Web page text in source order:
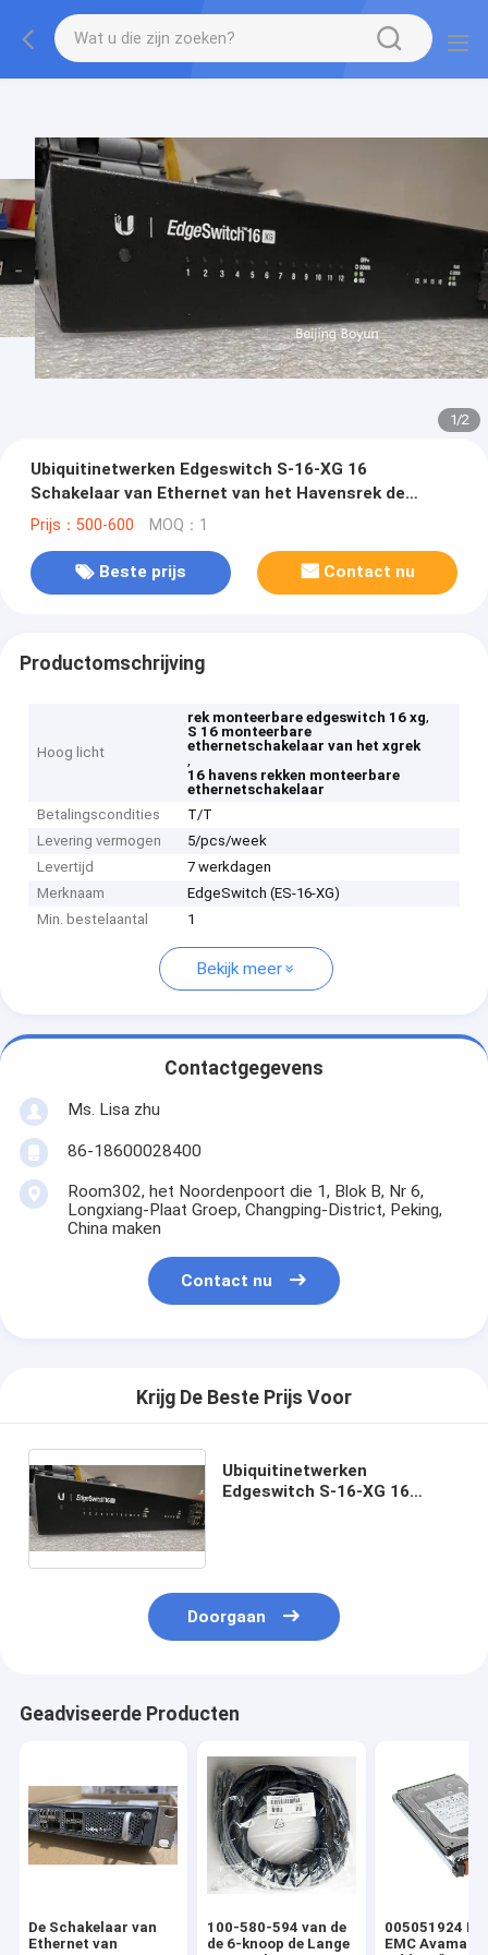
1/2
Ubiquitinetwerken Edgeswitch S-16-XG 16
Schakelaar van Ethernet van het Havensrek de
Monteerbare
Prijs：500-600 MOQ：1
Beste prijs Contact nu
Productomschrijving
Hoog licht
rek monteerbare edgeswitch 16 xg,
S 16 monteerbare
ethernetschakelaar van het xgrek
,
16 havens rekken monteerbare
ethernetschakelaar
Betalingscondities
T/T
Levering vermogen
5/pcs/week
Levertijd
7 werkdagen
Merknaam
EdgeSwitch (ES-16-XG)
Min. bestelaantal
1
Bekijk meer
Contactgegevens
Ms. Lisa zhu
86-18600028400
Room302, het Noordenpoort die 1, Blok B, Nr 6,
Longxiang-Plaat Groep, Changping-District, Peking,
China maken
Contact nu
Krijg De Beste Prijs Voor
Ubiquitinetwerken
Edgeswitch S-16-XG 16
Doorgaan
Geadviseerde Producten
De Schakelaar van
Ethernet van
100-580-594 van de
de 6-knoop de Lange
005051924
EMC Avamar